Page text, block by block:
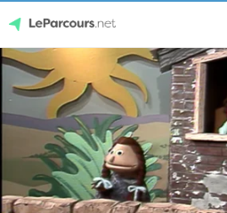
Skip
to
content
LeParcours.net